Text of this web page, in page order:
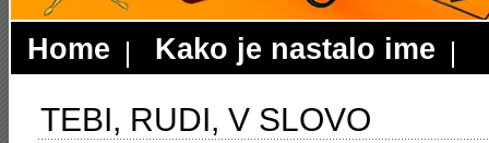
Home Kako je nastalo ime
TEBI, RUDI, V SLOVO